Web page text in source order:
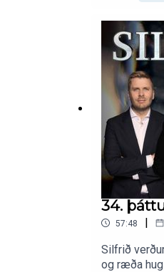
34.
57:48 |
Silfrið
og ræða